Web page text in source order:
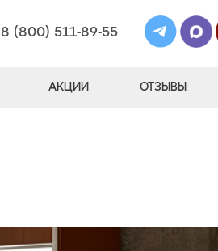
8 (800) 511-89-55
АКЦИИ ОТЗЫВЫ